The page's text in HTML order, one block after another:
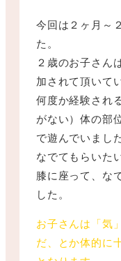
今回は２ヶ月～
た。
２歳のお子さん
加されて頂いて
何度か経験され
がない）体の部
で遊んでいまし
なでてもらいた
膝に座って、な
した。
お子さんは「気
だ、とか体的に